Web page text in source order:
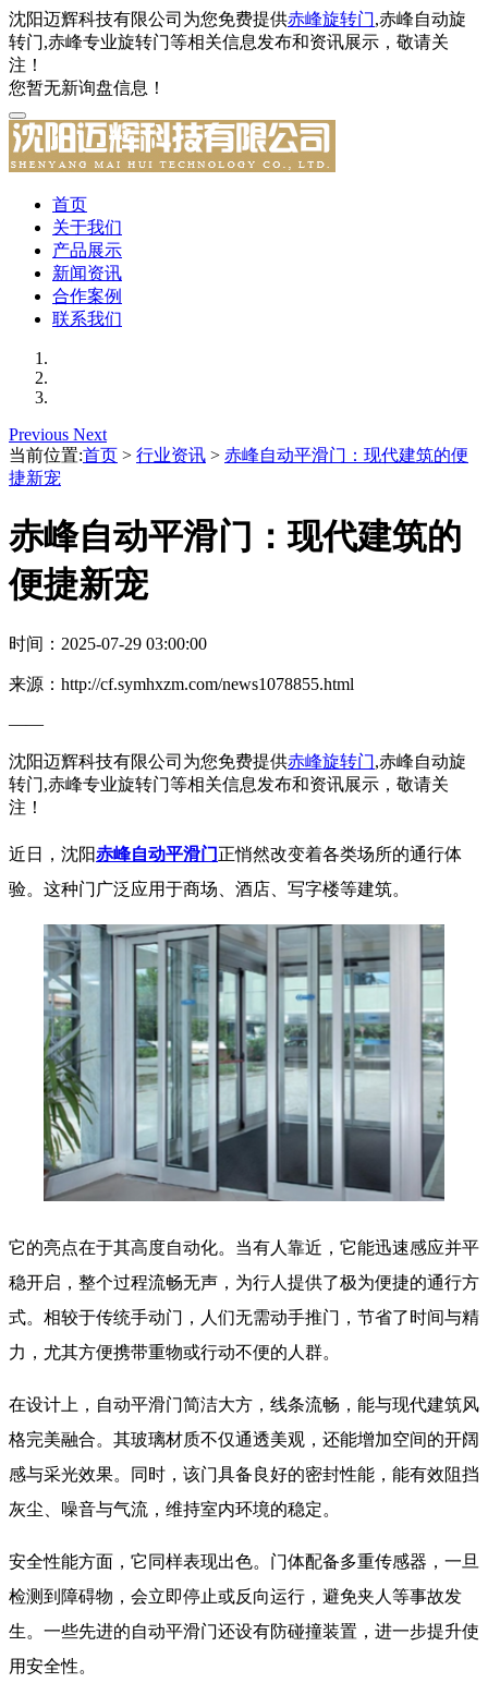
沈阳迈辉科技有限公司为您免费提供赤峰旋转门,赤峰自动旋
转门,赤峰专业旋转门等相关信息发布和资讯展示，敬请关
注！
您暂无新询盘信息！
首页
关于我们
产品展示
新闻资讯
合作案例
联系我们
Previous Next
当前位置:首页 > 行业资讯 > 赤峰自动平滑门：现代建筑的便
捷新宠
赤峰自动平滑门：现代建筑的
便捷新宠
时间：2025-07-29 03:00:00
来源：http://cf.symhxzm.com/news1078855.html
——
沈阳迈辉科技有限公司为您免费提供赤峰旋转门,赤峰自动旋
转门,赤峰专业旋转门等相关信息发布和资讯展示，敬请关
注！
近日，沈阳赤峰自动平滑门 正悄然改变着各类场所的通行体
验。这种门广泛应用于商场、酒店、写字楼等建筑。
它的亮点在于其高度自动化。当有人靠近，它能迅速感应并平
稳开启，整个过程流畅无声，为行人提供了极为便捷的通行方
式。相较于传统手动门，人们无需动手推门，节省了时间与精
力，尤其方便携带重物或行动不便的人群。
在设计上，自动平滑门简洁大方，线条流畅，能与现代建筑风
格完美融合。其玻璃材质不仅通透美观，还能增加空间的开阔
感与采光效果。同时，该门具备良好的密封性能，能有效阻挡
灰尘、噪音与气流，维持室内环境的稳定。
安全性能方面，它同样表现出色。门体配备多重传感器，一旦
检测到障碍物，会立即停止或反向运行，避免夹人等事故发
生。一些先进的自动平滑门还设有防碰撞装置，进一步提升使
用安全性。